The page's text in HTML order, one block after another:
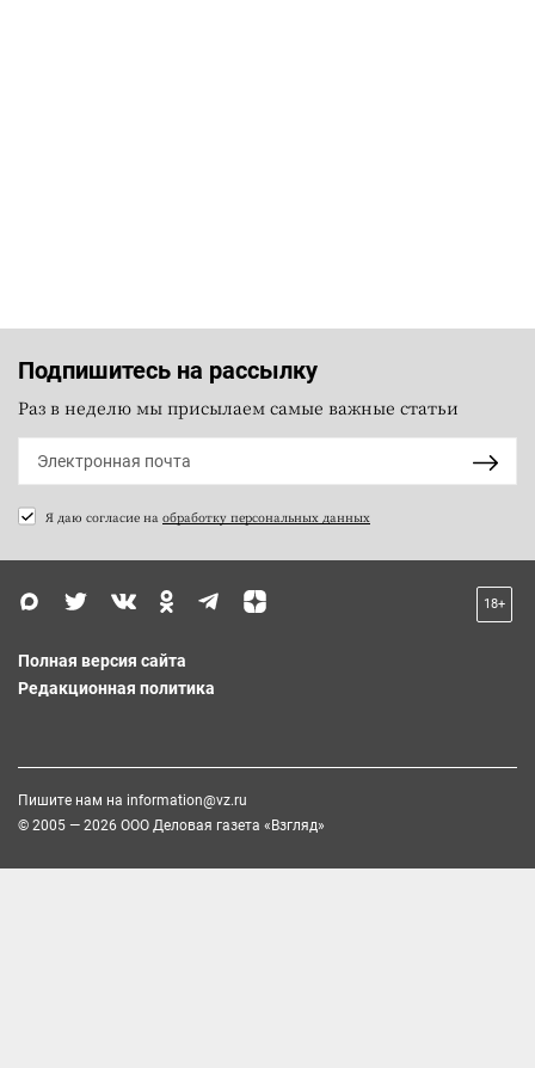
Подпишитесь на рассылку
Раз в неделю мы присылаем самые важные статьи
Я даю согласие на обработку персональных данных
18+
Полная версия сайта
Редакционная политика
Пишите нам на information@vz.ru
© 2005 — 2026 ООО Деловая газета «Взгляд»